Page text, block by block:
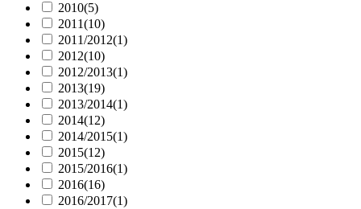
2010(5)
2011(10)
2011/2012(1)
2012(10)
2012/2013(1)
2013(19)
2013/2014(1)
2014(12)
2014/2015(1)
2015(12)
2015/2016(1)
2016(16)
2016/2017(1)